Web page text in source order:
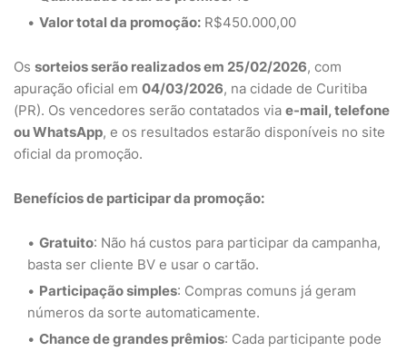
Valor total da promoção: R$450.000,00
Os sorteios serão realizados em 25/02/2026, com
apuração oficial em 04/03/2026, na cidade de Curitiba
(PR). Os vencedores serão contatados via e-mail, telefone
ou WhatsApp, e os resultados estarão disponíveis no site
oficial da promoção.
Benefícios de participar da promoção:
Gratuito: Não há custos para participar da campanha,
basta ser cliente BV e usar o cartão.
Participação simples: Compras comuns já geram
números da sorte automaticamente.
Chance de grandes prêmios: Cada participante pode